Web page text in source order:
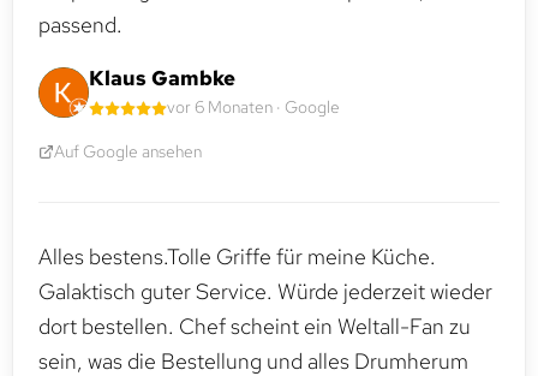
passend.
Klaus Gambke
vor 6 Monaten · Google
Auf Google ansehen
Alles bestens.Tolle Griffe für meine Küche.
Galaktisch guter Service. Würde jederzeit wieder
dort bestellen. Chef scheint ein Weltall-Fan zu
sein, was die Bestellung und alles Drumherum